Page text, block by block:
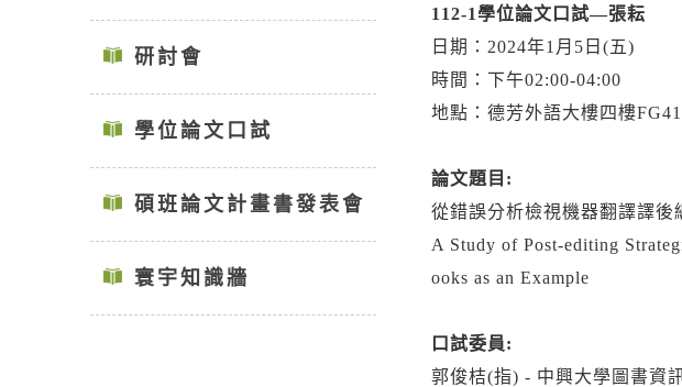
研討會
學位論文口試
碩班論文計畫書發表會
寰宇知識牆
112-1學位論文口試—張耘
日期：2024年1月5日(五)
時間：下午02:00-04:00
地點：德芳外語大樓四樓
論文題目:
從錯誤分析檢視機器翻譯譯
A Study of Post-editing
ooks as an Example
口試委員:
郭俊桔(指) - 中興大學圖書資